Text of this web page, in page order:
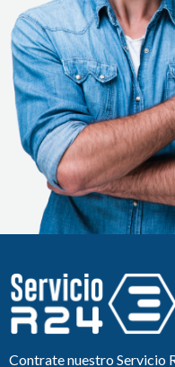
Contrate nuestro Servicio